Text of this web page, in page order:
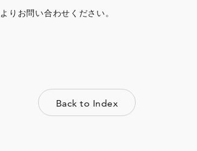
よりお問い合わせください。
Back to Index